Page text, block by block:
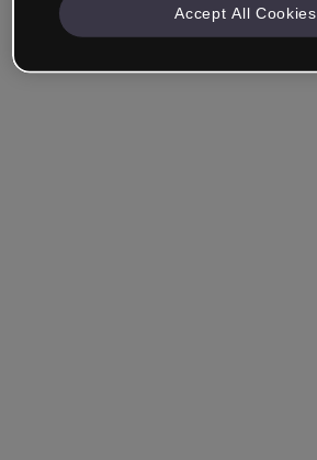
Azienda e Professionisti
un altro settore.
Accept All Cookies